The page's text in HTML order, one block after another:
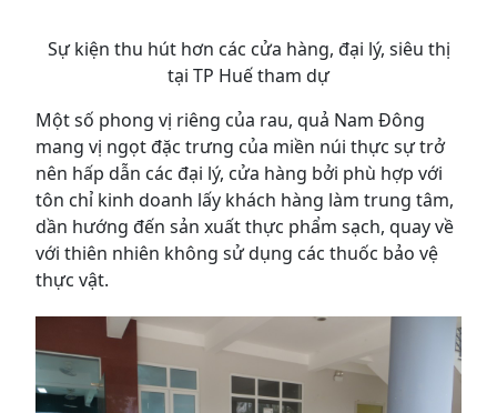
Sự kiện thu hút hơn các cửa hàng, đại lý, siêu thị
tại TP Huế tham dự
Một số phong vị riêng của rau, quả Nam Đông
mang vị ngọt đặc trưng của miền núi thực sự trở
nên hấp dẫn các đại lý, cửa hàng bởi phù hợp với
tôn chỉ kinh doanh lấy khách hàng làm trung tâm,
dần hướng đến sản xuất thực phẩm sạch, quay về
với thiên nhiên không sử dụng các thuốc bảo vệ
thực vật.